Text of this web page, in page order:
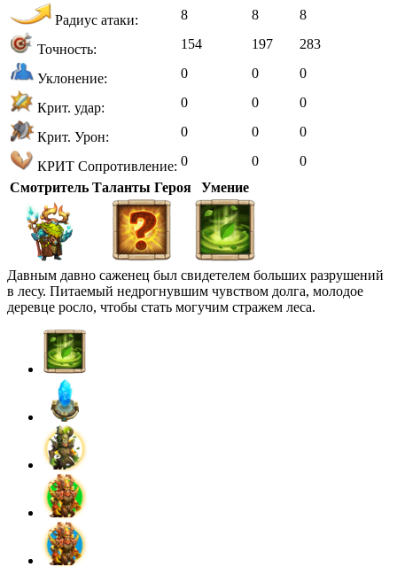
Радиус атаки: 8 8 8
Точность: 154 197 283
Уклонение: 0 0 0
Крит. удар: 0 0 0
Крит. Урон: 0 0 0
КРИТ Сопротивление: 0 0
0
Смотритель Таланты Героя Умение
Давным давно саженец был свидетелем больших разрушений
в лесу. Питаемый недрогнувшим чувством долга, молодое
деревце росло, чтобы стать могучим стражем леса.